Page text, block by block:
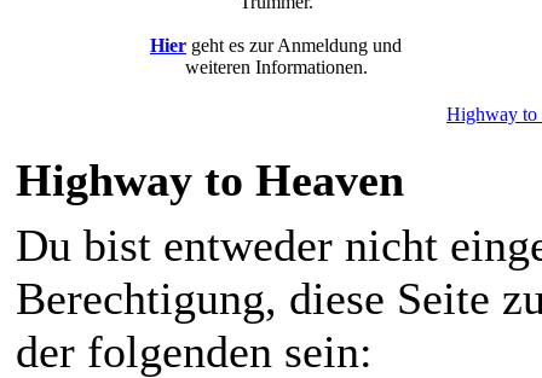
Hier geht es zur Anmeldung und
weiteren Informationen.
Highway to
Highway to Heaven
Du bist entweder nicht
Berechtigung, diese Seite
der folgenden sein: